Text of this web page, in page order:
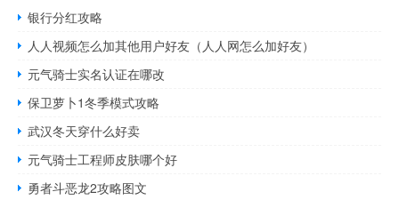
银行分红攻略
人人视频怎么加其他用户好友（人人网怎么加好友）
元气骑士实名认证在哪改
保卫萝卜1冬季模式攻略
武汉冬天穿什么好卖
元气骑士工程师皮肤哪个好
勇者斗恶龙2攻略图文